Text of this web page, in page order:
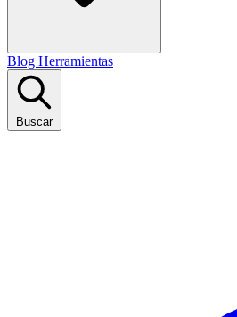
Blog Herramientas
Buscar